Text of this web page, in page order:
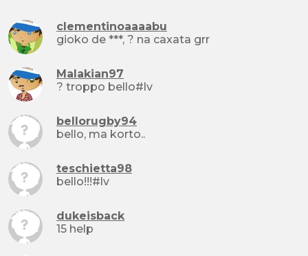
clementinoaaaabu
gioko de ***, ? na caxata grr
Malakian97
? troppo bello#lv
bellorugby94
bello, ma korto..
teschietta98
bello!!!#lv
dukeisback
15 help